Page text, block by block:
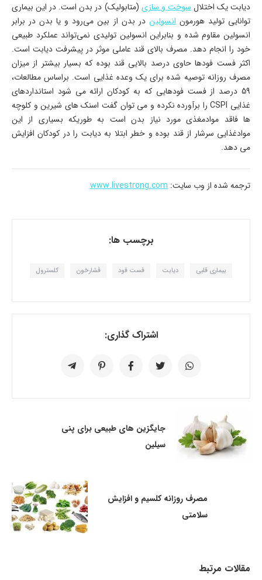
دیابت یک اختلالسوخت و سازی (متابولیک) در بدن است. در این بیماری
توانایی تولید هورمونانسولین در بدن از بین می‌رود و یا بدن در برابر
انسولین مقاوم شده و بنابراین انسولین تولیدی نمی‌تواند عملکرد طبیعی
خود را انجام دهد. مصرف بالای قند عاملی موثر در پیشرفت دیابت است.
اکثر فست فودها حاوی درصد بالایی قند بوده که بسیار بیشتر از میزان
مصرف روزانه توصیه شده برای یک وعده غذایی است. براساس مطالعات،
59 درصد از فست فودهایی که به کودکان ارائه می شود استانداردهای
غذایی CSPI را برآورده نکرده و می توان گفت اسنک های شیرین و کلوچه
ها فاقد موادمغذی مورد نیاز بدن است به طوریکه بسیاری از این
موادغذایی سرشار از قند بوده و خطر ابتلا به دیابت را در کودکان افزایش
می دهد.
ترجمه شده از وب سایت: www.livestrong.com
برچسب ها:
بیماری قلبی دیابت فست فود فشارخون کلسترول
اشتراک گذاری:
جایگزین های طبیعی برای پنی
سیلین
مصرف روزانه کلسیم و افزایش
سلامتی
مقالات مرتبط